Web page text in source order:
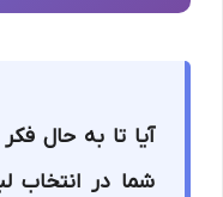
آیا تا به حال
شما در انتخاب